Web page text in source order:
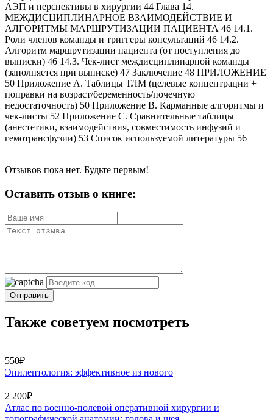
АЭП и перспективы в хирургии 44 Глава 14.
МЕЖДИСЦИПЛИНАРНОЕ ВЗАИМОДЕЙСТВИЕ И
АЛГОРИТМЫ МАРШРУТИЗАЦИИ ПАЦИЕНТА 46 14.1.
Роли членов команды и триггеры консультаций 46 14.2.
Алгоритм маршрутизации пациента (от поступления до
выписки) 46 14.3. Чек-лист междисциплинарной команды
(заполняется при выписке) 47 Заключение 48 ПРИЛОЖЕНИЕ
50 Приложение A. Таблицы ТЛМ (целевые концентрации +
поправки на возраст/беременность/почечную
недостаточность) 50 Приложение B. Карманные алгоритмы и
чек-листы 52 Приложение C. Сравнительные таблицы
(анестетики, взаимодействия, совместимость инфузий и
гемотрансфузии) 53 Список используемой литературы 56
Отзывов пока нет. Будьте первым!
Оставить отзыв о книге:
Отправить
Также советуем посмотреть
550₽
Эпилептология: эффективное из нового
2 200₽
Атлас по военно-полевой оперативной хирургии и